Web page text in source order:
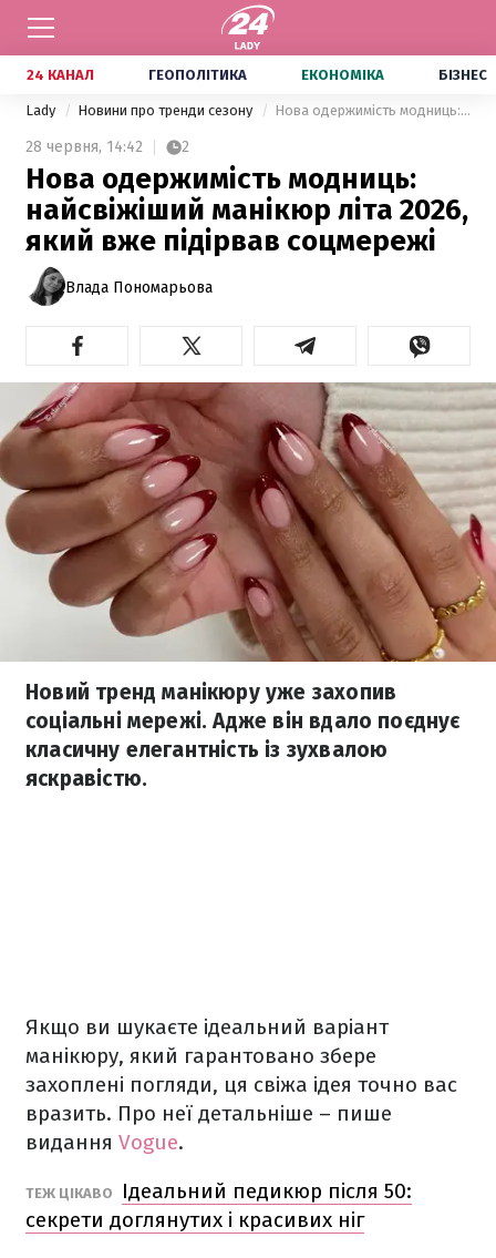
24 КАНАЛ ГЕОПОЛІТИКА ЕКОНОМІКА БІЗНЕС
Lady Новини про тренди сезону Нова одержимість модниць: найсвіжіший манікюр літа 2026, який вже підірвав соцмережі
28 червня, 14:42 2
Нова одержимість модниць:
найсвіжіший манікюр літа 2026,
який вже підірвав соцмережі
Влада Пономарьова
Новий тренд манікюру уже захопив
соціальні мережі. Адже він вдало поєднує
класичну елегантність із зухвалою
яскравістю.
Якщо ви шукаєте ідеальний варіант
манікюру, який гарантовано збере
захоплені погляди, ця свіжа ідея точно вас
вразить. Про неї детальніше – пише
видання Vogue.
ТЕЖ ЦІКАВО
Ідеальний педикюр після 50:
секрети доглянутих і красивих ніг